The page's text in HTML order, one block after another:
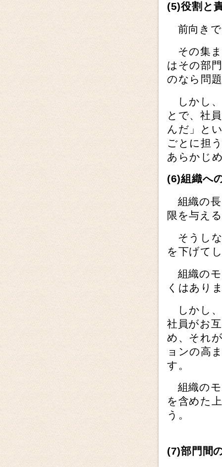
(5)役割と
前向きで
その集ま
はその部
のなら問
しかし、
とで、社
んだ」と
ごとに担
あらかじ
(6)組織へ
組織の長
限を与え
そうしな
を下げて
組織のモ
くはあり
しかし、
社員がお
め、それ
ョンの高
す。
組織のモ
を含めた
う。
(7)部門間